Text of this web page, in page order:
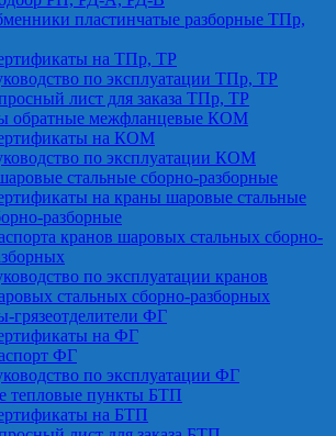
пластинчатые разборные ТПр,
на ТПр, ТР
по эксплуатации ТПр, ТР
лист для заказа ТПр, ТР
обратные межфланцевые КОМ
на КОМ
по эксплуатации КОМ
стальные сборно-разборные
на краны шаровые стальные
разборные
кранов шаровых стальных сборно-
по эксплуатации кранов
стальных сборно-разборных
грязеотделители ФГ
на ФГ
ФГ
по эксплуатации ФГ
тепловые пункты БТП
на БТП